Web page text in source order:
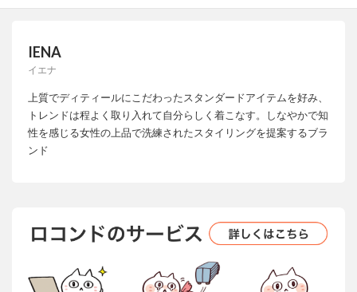
IENA
イエナ
上質でディティールにこだわったスタンダードアイテムを好み、
トレンドは程よく取り入れて自分らしく着こなす。しなやかで知
性を感じる女性の上品で洗練されたスタイリングを提案するブラ
ンド